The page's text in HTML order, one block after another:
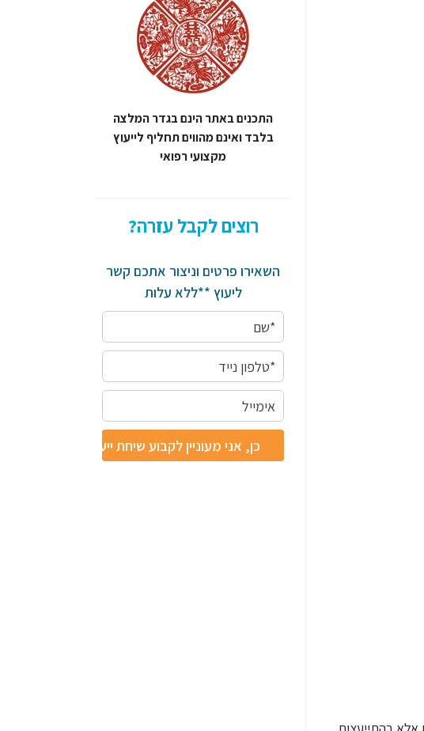
התכנים באתר הינם בגדר המלצה
בלבד ואינם מהווים תחליף לייעוץ
מקצועי רפואי
רוצים לקבל עזרה?
השאירו פרטים וניצור אתכם קשר
ליעוץ **ללא עלות